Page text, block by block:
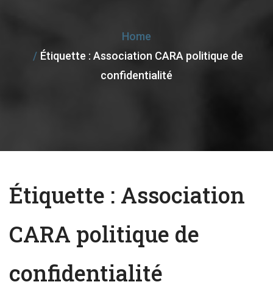
n
a
v
n
Home
Étiquette : Association CARA politique de
confidentialité
Étiquette : Association
CARA politique de
confidentialité